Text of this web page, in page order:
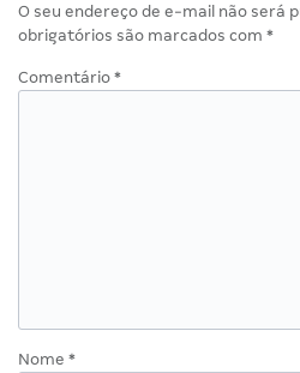
O seu endereço de e-mail não será
obrigatórios são marcados com *
Comentário *
Nome *